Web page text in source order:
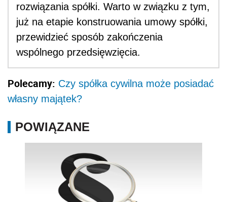
rozwiązania spółki. Warto w związku z tym,
już na etapie konstruowania umowy spółki,
przewidzieć sposób zakończenia
wspólnego przedsięwzięcia.
Polecamy: Czy spółka cywilna może posiadać
własny majątek?
POWIĄZANE